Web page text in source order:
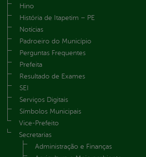
Hino
História de Itapetim – PE
Notícias
Padroeiro do Município
Perguntas Frequentes
Prefeita
Resultado de Exames
SEI
Serviços Digitais
Símbolos Municipais
Vice-Prefeito
Secretarias
Administração e Finanças